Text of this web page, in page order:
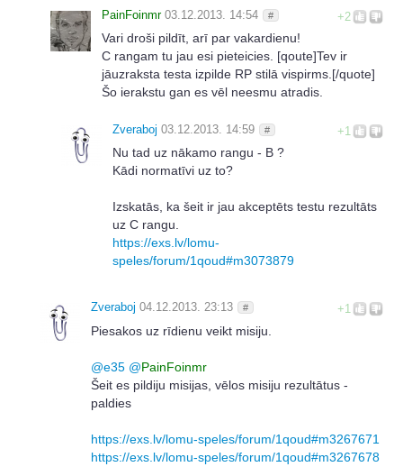
+2
PainFoinmr 03.12.2013. 14:54 #
Vari droši pildīt, arī par vakardienu!
C rangam tu jau esi pieteicies. [qoute]Tev ir
jāuzraksta testa izpilde RP stilā vispirms.[/quote]
Šo ierakstu gan es vēl neesmu atradis.
+1
Zveraboj 03.12.2013. 14:59 #
Nu tad uz nākamo rangu - B ?
Kādi normatīvi uz to?
Izskatās, ka šeit ir jau akceptēts testu rezultāts
uz C rangu.
https://exs.lv/lomu-
speles/forum/1qoud#m3073879
+1
Zveraboj 04.12.2013. 23:13 #
Piesakos uz rīdienu veikt misiju.
@e35 @PainFoinmr
Šeit es pildiju misijas, vēlos misiju rezultātus -
paldies
https://exs.lv/lomu-speles/forum/1qoud#m3267671
https://exs.lv/lomu-speles/forum/1qoud#m3267678